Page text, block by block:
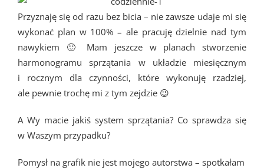
Przyznaję się od razu bez bicia – nie zawsze udaje mi się
wykonać plan w 100% – ale pracuję dzielnie nad tym
nawykiem 🙂 Mam jeszcze w planach stworzenie
harmonogramu sprzątania w układzie miesięcznym
i rocznym dla czynności, które wykonuję rzadziej,
ale pewnie trochę mi z tym zejdzie 😉
A Wy macie jakiś system sprzątania? Co sprawdza się
w Waszym przypadku?
Pomysł na grafik nie jest mojego autorstwa – spotkałam